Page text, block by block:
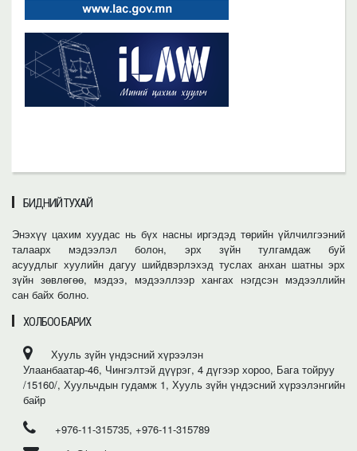
БИДНИЙ ТУХАЙ
Энэхүү цахим хуудас нь бүх насны иргэдэд төрийн үйлчилгээний
талаарх мэдээлэл болон, эрх зүйн тулгамдаж буй
асуудлыг хуулийн дагуу шийдвэрлэхэд туслах анхан шатны эрх
зүйн зөвлөгөө, мэдээ, мэдээллээр хангах нэгдсэн мэдээллийн
сан байх болно.
ХОЛБОО БАРИХ
Хууль зүйн үндэсний хүрээлэн
Улаанбаатар-46, Чингэлтэй дүүрэг, 4 дүгээр хороо, Бага тойруу
/15160/, Хуульчдын гудамж 1, Хууль зүйн үндэсний хүрээлэнгийн
байр
+976-11-315735, +976-11-315789